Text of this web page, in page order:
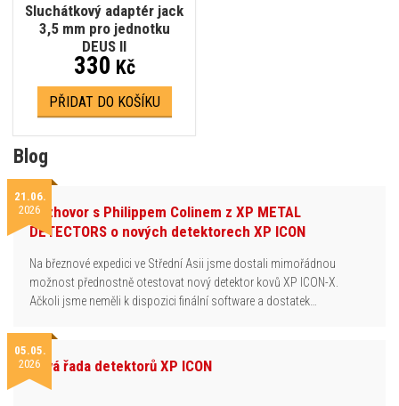
Sluchátkový adaptér jack
3,5 mm pro jednotku
DEUS II
330 Kč
PŘIDAT DO KOŠÍKU
Blog
21.06.
2026Rozhovor s Philippem Colinem z XP METAL
DETECTORS o nových detektorech XP ICON
Na březnové expedici ve Střední Asii jsme dostali mimořádnou
možnost přednostně otestovat nový detektor kovů XP ICON-X.
Ačkoli jsme neměli k dispozici finální software a dostatek…
05.05.
2026Nová řada detektorů XP ICON